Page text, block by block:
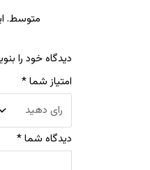
متوسط.
دیدگاه خود را
امتیاز شما*
دیدگاه شما*